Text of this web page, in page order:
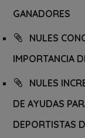
GANADORES
NULES
IMPORTANCIA
NULES
DE AYUDAS
DEPORTISTAS